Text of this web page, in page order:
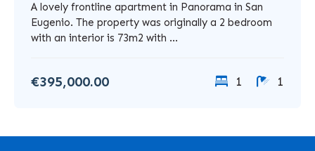
A lovely frontline apartment in Panorama in San
Eugenio. The property was originally a 2 bedroom
with an interior is 73m2 with ...
€395,000.00 1 1